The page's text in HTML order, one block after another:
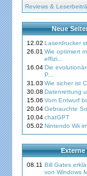
Reviews &
Neue
12.02 Laserdrucker
26.01 Wie optimiert
effizi...
16.04Die
P...
31.03 Wie sicher ist
30.08 Datenrettung
15.06 Vom Entwurf
20.04Gebrauchte
10.04chatGPT
05.02 Nintendo Wii
Externe
08.11 Bill Gates
von Windows